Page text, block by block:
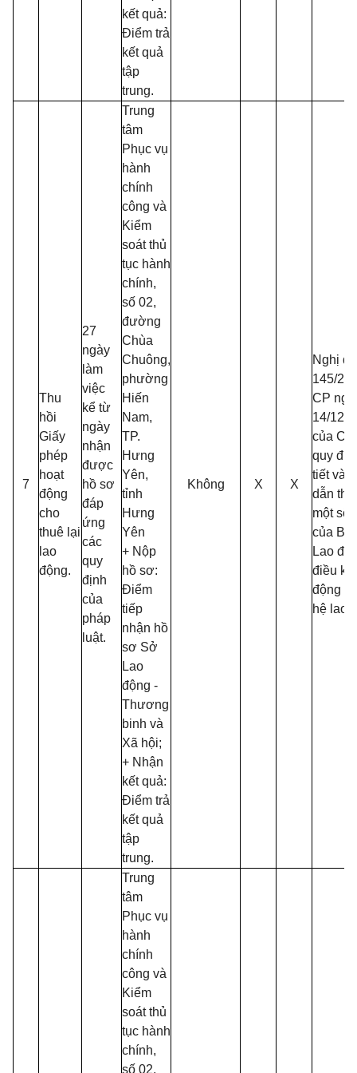
kết quả:
Điểm trả
kết quả
tập
trung.
7
Thu
hồi
Giấy
phép
hoạt
động
cho
thuê lại
lao
động.
27
ngày
làm
việc
kể từ
ngày
nhận
được
hồ sơ
đáp
ứng
các
quy
định
của
pháp
luật.
Trung
tâm
Phục vụ
hành
chính
công và
Kiểm
soát thủ
tục hành
chính,
số 02,
đường
Chùa
Chuông,
phường
Hiến
Nam,
TP.
Hưng
Yên,
tỉnh
Hưng
Yên
+ Nộp
hồ sơ:
Điểm
tiếp
nhận hồ
sơ Sở
Lao
động -
Thương
binh và
Xã hội;
+ Nhận
kết quả:
Điểm trả
kết quả
tập
trung.
Không X X
Nghị
145/
CP
14/12/
của
quy
tiết và
dẫn thi
một số
của Bộ
Lao
điều
động
hệ lao
Trung
tâm
Phục vụ
hành
chính
công và
Kiểm
soát thủ
tục hành
chính,
số 02,